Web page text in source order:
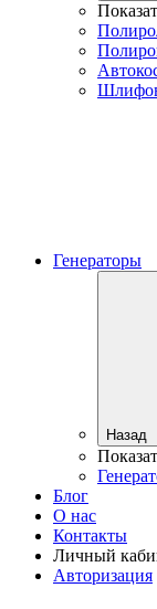
Генераторы
Назад
Блог
О нас
Контакты
Личный
Авторизация